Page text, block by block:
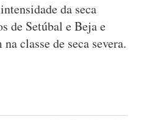
da seca
de Setúbal e Beja e
classe de seca severa.